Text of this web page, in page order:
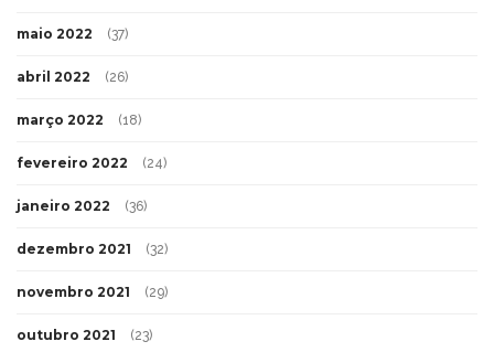
maio 2022 (37)
abril 2022 (26)
março 2022 (18)
fevereiro 2022 (24)
janeiro 2022 (36)
dezembro 2021 (32)
novembro 2021 (29)
outubro 2021 (23)